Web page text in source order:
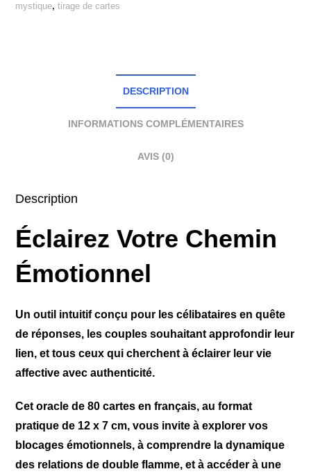
mystique,tirage de cartes
DESCRIPTION
INFORMATIONS COMPLÉMENTAIRES
AVIS (0)
Description
Éclairez Votre Chemin
Émotionnel
Un outil intuitif conçu pour les célibataires en quête
de réponses, les couples souhaitant approfondir leur
lien, et tous ceux qui cherchent à éclairer leur vie
affective avec authenticité.
Cet oracle de 80 cartes en français, au format
pratique de 12 x 7 cm, vous invite à explorer vos
blocages émotionnels, à comprendre la dynamique
des relations de double flamme, et à accéder à une